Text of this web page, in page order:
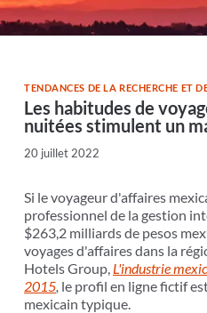
TENDANCES DE LA RECHERCHE ET
Les habitudes de
nuitées stimulent un
20 juillet 2022
Si le voyageur d'affaires
professionnel de la gestion
$263,2 milliards de pesos
voyages d'affaires dans la
Hotels Group, L'industrie
2015, le profil en ligne fictif
mexicain typique.